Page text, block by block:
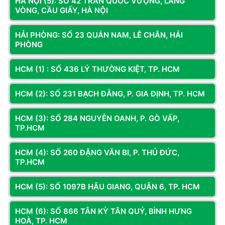
RGB 64GB (2X32GB) DDR5
6000MHZ
(CMH64GX5M2D6000C40)
21.900.000đ
Liên hệ Thêm vào giỏ
6000MHZ DDR5 BLACK (F5-
6000J3238G32GX2-RM5RK)
21.500.000đ
Còn hàng Thêm vào giỏ
Mã SP: GSKR64G30
KIT RAM GSKILL RIPJAWS M5
RGB 64GB (2X32GB) BUS
Mã SP: GSKR64G32
KIT RAM GSKILL RIPJAWS M5
RGB 64GB (2X32GB) BUS
VÒNG, CẦU GIẤY, HÀ NỘI
HẢI PHÒNG: SỐ 23 QUÁN NAM, LÊ CHÂN, HẢI
PHÒNG
HCM (1) : SỐ 436 LÝ THƯỜNG KIỆT, TP. HCM
HCM (2): SỐ 231 BẠCH ĐẰNG, P. GIA ĐỊNH, TP. HCM
HCM (3): SỐ 284 NGUYỄN OANH, P. GÒ VẤP,
TP.HCM
HCM (4): SỐ 260 ĐẶNG VĂN BI, P. THỦ ĐỨC,
TP.HCM
HCM (5): SỐ 1097B HẬU GIANG, QUẬN 6, TP. HCM
HCM (6): SỐ 866 TÂN KỲ TÂN QUÝ, BÌNH HƯNG
HOÀ, TP. HCM